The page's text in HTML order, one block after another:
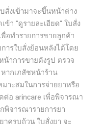
สั่งเข้ามาจะขึ้นหน้าต่าง
ข้า "ดูรายละเอียด" ใบสั่ง
อทำรายการขายลูกค้า
ารใบสั่งย้อนหลังได้โดย
าการขายดังรูป ตรวจ
ากเภสัชหน้าร้าน
าะสมในการจ่ายยาหรือ
ต่อ arincare เพื่อพิจารณา
พิจารณารายการยา
าครบถ้วน ใบสั่งยา จะ